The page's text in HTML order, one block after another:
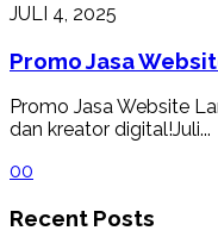
JULI 4, 2025
Promo Jasa
Promo Jasa Website
dan kreator digital!Juli...
00
Recent Posts